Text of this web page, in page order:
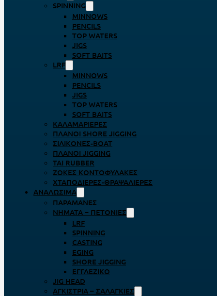
SPINNING
MINNOWS
PENCILS
TOP WATERS
JIGS
SOFT BAITS
LRF
MINNOWS
PENCILS
JIGS
TOP WATERS
SOFT BAITS
ΚΑΛΑΜΑΡΙΈΡΕΣ
ΠΛΆΝΟΙ SHORE JIGGING
ΣΙΛΙΚΌΝΕΣ-BOAT
ΠΛΆΝΟΙ JIGGING
TAI RUBBER
ΖΌΚΕΣ ΚΟΝΤΟΦΎΛΑΚΕΣ
ΧΤΑΠΟΔΙΈΡΕΣ-ΘΡΑΨΑΛΙΈΡΕΣ
ΑΝΑΛΏΣΙΜΑ
ΠΑΡΑΜΆΝΕΣ
ΝΉΜΑΤΑ – ΠΕΤΟΝΙΈΣ
LRF
SPINNING
CASTING
EGING
SHORE JIGGING
ΕΓΓΛΈΖΙΚΟ
JIG HEAD
ΑΓΚΊΣΤΡΙΑ – ΣΑΛΑΓΚΙΈΣ